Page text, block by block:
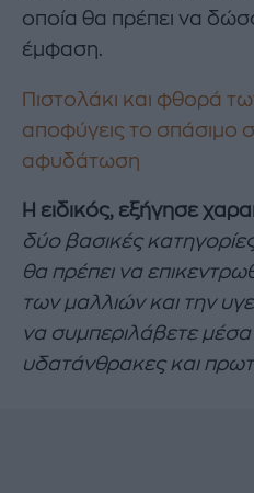
οποία θα πρέπει να
έμφαση.
Πιστολάκι και φθορά
αποφύγεις το σπάσιμο
αφυδάτωση
Η ειδικός, εξήγησε
δύο βασικές
θα πρέπει να
των μαλλιών και την
να συμπεριλάβετε
υδατάνθρακες και